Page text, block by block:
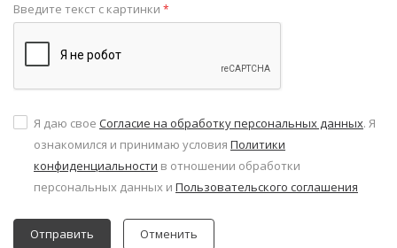
Введите текст с картинки *
Я даю свое Согласие на обработку персональных данных. Я
ознакомился и принимаю условия Политики
конфиденциальности в отношении обработки
персональных данных и Пользовательского соглашения
Отменить